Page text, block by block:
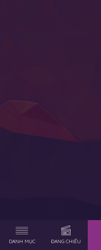
DANH MỤC ĐANG CHIẾU